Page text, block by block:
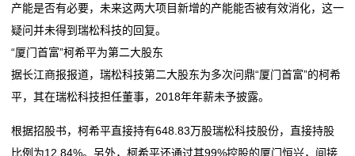
产能是否有必要，未来这两大项目新增的产能能否被有效消化，这一
疑问并未得到瑞松科技的回复。
“厦门首富”柯希平为第二大股东
据长江商报报道，瑞松科技第二大股东为多次问鼎“厦门首富”的柯希
平，其在瑞松科技担任董事，2018年年薪未予披露。
根据招股书，柯希平直接持有648.83万股瑞松科技股份，直接持股
比例为12.84%。另外，柯希平还通过其99%控股的厦门恒兴，间接